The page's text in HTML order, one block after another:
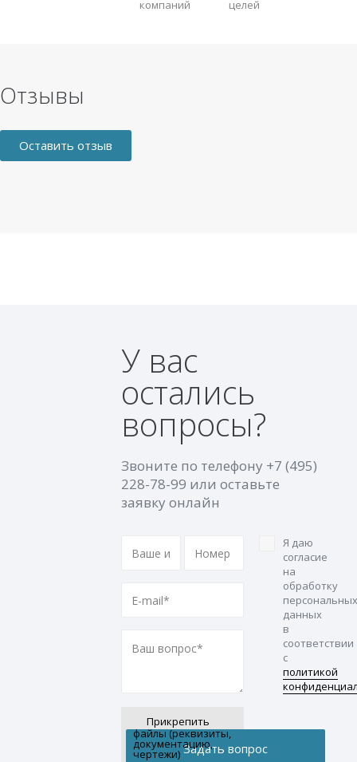
компаний
целей
Отзывы
Оставить отзыв
У вас
остались
вопросы?
Звоните по телефону +7 (495)
228-78-99 или оставьте
заявку онлайн
Прикрепить
файлы (реквизиты,
документацию,
чертежи)
Я даю
согласие
на
обработку
персональных
данных
в
соответствии
с
политикой